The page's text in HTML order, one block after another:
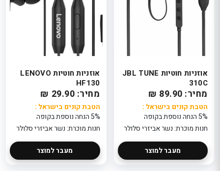
אוזניות חוטיות JBL TUNE
310C
מחיר: 89.90 ₪
הטבת קונים בישראל :
5% הנחה נוספת בקופה
חנות מוכרת: נשר אביזרי סלולר
מעבר למוצר
אוזניות חוטיות LENOVO
HF130
מחיר: 29.90 ₪
הטבת קונים בישראל :
5% הנחה נוספת בקופה
חנות מוכרת: נשר אביזרי סלולר
מעבר למוצר